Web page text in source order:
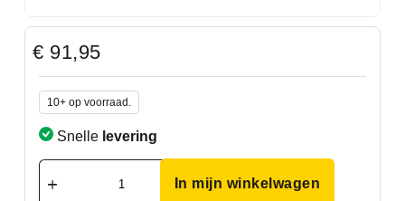
€ 91,95
10+ op voorraad.
Snelle levering
In mijn winkelwagen